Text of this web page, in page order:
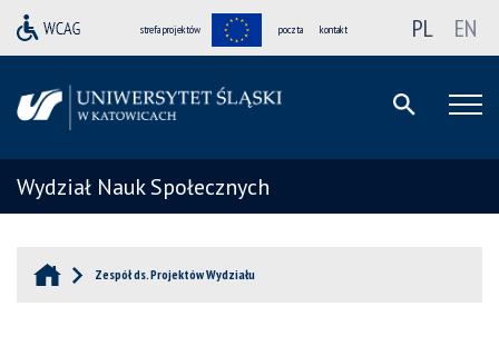
strefa projektów poczta kontakt PL EN
Wydział Nauk Społecznych
Zespół ds. Projektów Wydziału